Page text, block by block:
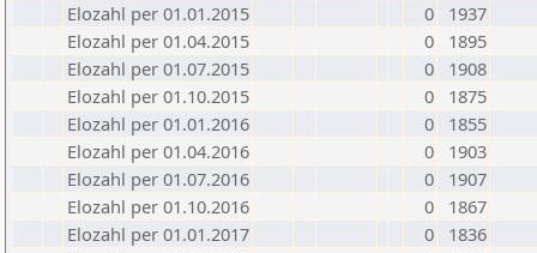
Elozahl per 01.01.2015
0
1937
Elozahl per 01.04.2015
0
1895
Elozahl per 01.07.2015
0
1908
Elozahl per 01.10.2015
0
1875
Elozahl per 01.01.2016
0
1855
Elozahl per 01.04.2016
0
1903
Elozahl per 01.07.2016
0
1907
Elozahl per 01.10.2016
0
1867
Elozahl per 01.01.2017
0
1836